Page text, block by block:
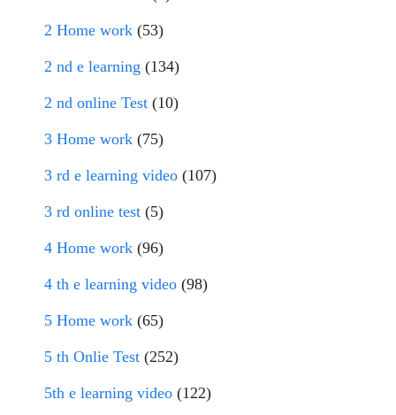
2 Home work (53)
2 nd e learning (134)
2 nd online Test (10)
3 Home work (75)
3 rd e learning video (107)
3 rd online test (5)
4 Home work (96)
4 th e learning video (98)
5 Home work (65)
5 th Onlie Test (252)
5th e learning video (122)